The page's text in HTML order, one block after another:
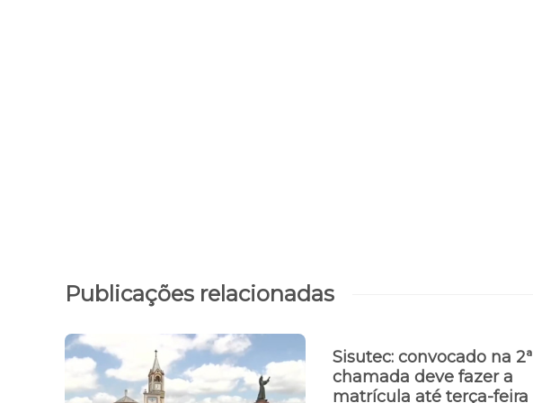
Publicações relacionadas
Sisutec: convocado na 2ª
chamada deve fazer a
matrícula até terça-feira